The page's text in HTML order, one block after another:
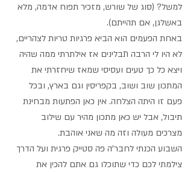
למשל? (סוג של שורש, מזכיר תפוח אדמה, מלא
באשלגן, אם תהייתם).
באחת הפעמים הוא הביא פרגיות טריות לצהריים,
לא היו לי הרבה תבלינים אז אילתרתי ממה שהיה
ויצא כל כך טעים ועסיסי שמאז שיחזרתי את
המתכון שוב ושוב, בקפריסין וגם בארץ, ובכל
פעם זו היתה הצלחה. אין כאן הפתעות מבחינת
תיבול, אבל יש כאן מתכון מהיר עם שילוב
מצרכים מעולה וזה מה שאני אוהבת.
השבוע הכנתי לחבר'ה פה סטייק פרגית ועל הדרך
צילמתי לכם כדי שתוכלו גם אתם להכין את